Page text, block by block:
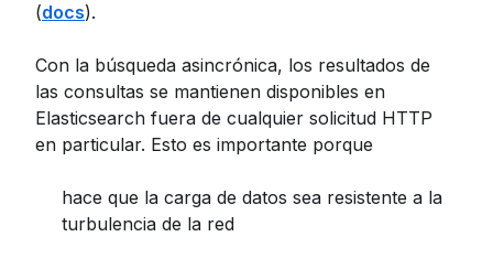
(docs).
Con la búsqueda asincrónica, los resultados de
las consultas se mantienen disponibles en
Elasticsearch fuera de cualquier solicitud HTTP
en particular. Esto es importante porque
hace que la carga de datos sea resistente a la
turbulencia de la red